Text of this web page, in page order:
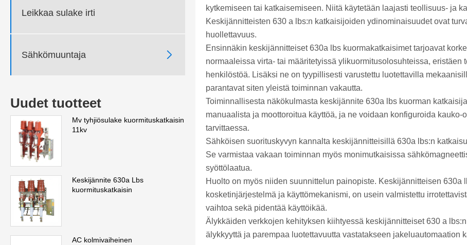
Leikkaa sulake irti
Sähkömuuntaja 
Uudet tuotteet
Mv tyhjiösulake kuormituskatkaisin
11kv
Keskijännite 630a Lbs
kuormituskatkaisin
AC kolmivaiheinen
kytkemiseen tai katkaisemiseen. Niitä käytetään laajasti teollisuus- ja
Keskijännitteisten 630 a lbs:n katkaisijoiden ydinominaisuudet ovat
huollettavuus.
Ensinnäkin keskijännitteiset 630a lbs kuormakatkaisimet tarjoavat
normaaleissa virta- tai määritetyissä ylikuormitusolosuhteissa,
henkilöstöä. Lisäksi ne on tyypillisesti varustettu luotettavilla
parantavat siten yleistä toiminnan vakautta.
Toiminnallisesta näkökulmasta keskijännite 630a lbs kuorman
manuaalista ja moottoroitua käyttöä, ja ne voidaan konfiguroida
tarvittaessa.
Sähköisen suorituskyvyn kannalta keskijännitteisillä 630a lbs:n
Se varmistaa vakaan toiminnan myös monimutkaisissa
syöttölaatua.
Huolto on myös niiden suunnittelun painopiste. Keskijännitteisen 630a
kosketinjärjestelmä ja käyttömekanismi, on usein valmistettu
vaihtoa sekä pidentää käyttöikää.
Älykkäiden verkkojen kehityksen kiihtyessä keskijännitteiset 630 a
älykkyyttä ja parempaa luotettavuutta vastatakseen jakeluautomaation